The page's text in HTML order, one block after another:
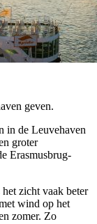
geven.
in de Leuvehaven
groter
Erasmusbrug-
zicht vaak beter
wind op het
zomer. Zo